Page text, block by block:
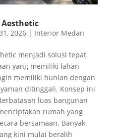
2026| Interior Medan
menjadi solusi tepat
yang memiliki lahan
memiliki hunian dengan
ditinggali. Konsep ini
luas bangunan
rumah yang
bersamaan. Banyak
kini mulai beralih